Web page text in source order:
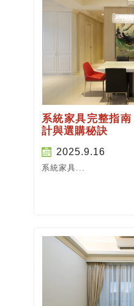
系統家具完整指
計與選購秘訣
2025.9.16
系統家具...